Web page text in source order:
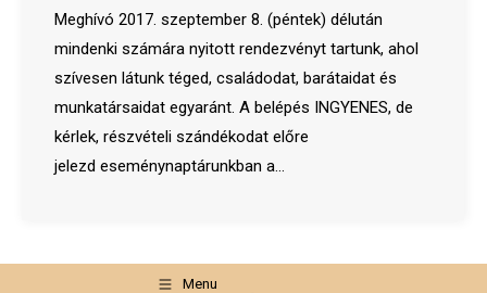
Meghívó 2017. szeptember 8. (péntek) délután
mindenki számára nyitott rendezvényt tartunk, ahol
szívesen látunk téged, családodat, barátaidat és
munkatársaidat egyaránt. A belépés INGYENES, de
kérlek, részvételi szándékodat előre
jelezd eseménynaptárunkban a…
Menu